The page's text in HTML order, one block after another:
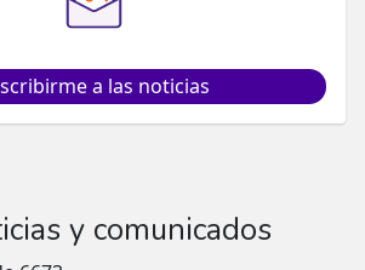
a las noticias
y comunicados